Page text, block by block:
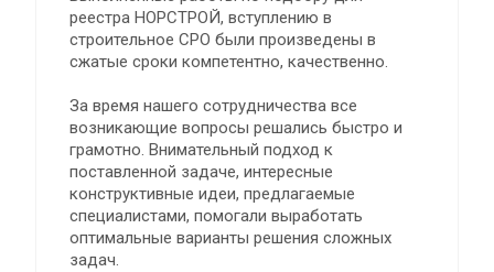
реестра НОРСТРОЙ, вступлению в
строительное СРО были произведены в
сжатые сроки компетентно, качественно.
За время нашего сотрудничества все
возникающие вопросы решались быстро и
грамотно. Внимательный подход к
поставленной задаче, интересные
конструктивные идеи, предлагаемые
специалистами, помогали выработать
оптимальные варианты решения сложных
задач.